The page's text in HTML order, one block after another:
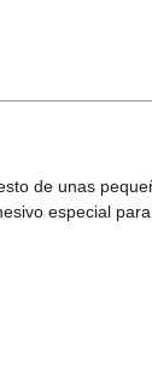
de unas
especial para